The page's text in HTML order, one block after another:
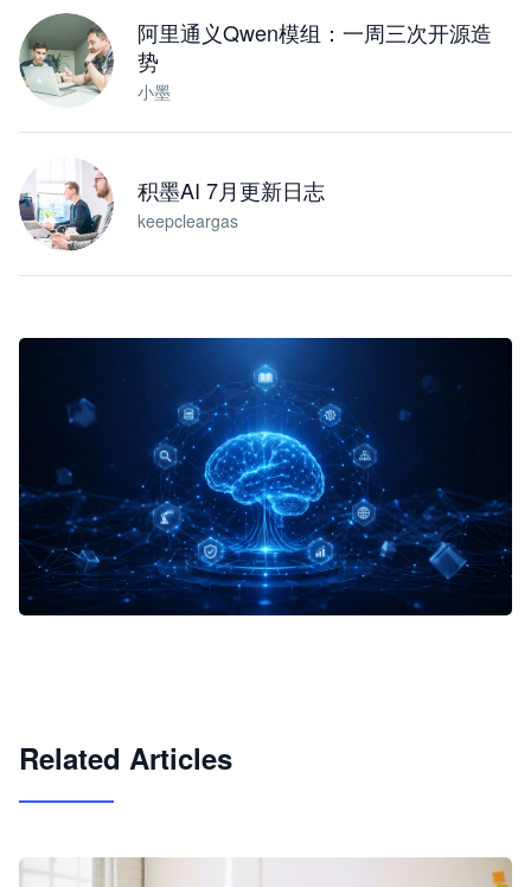
阿里通义Qwen模组：一周三次开源造
势
小墨
积墨AI 7月更新日志
keepcleargas
Related Articles